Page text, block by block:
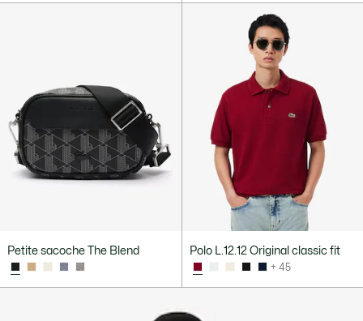
Petite sacoche The Blend Polo L.12.12 Original classic fit
+ 45